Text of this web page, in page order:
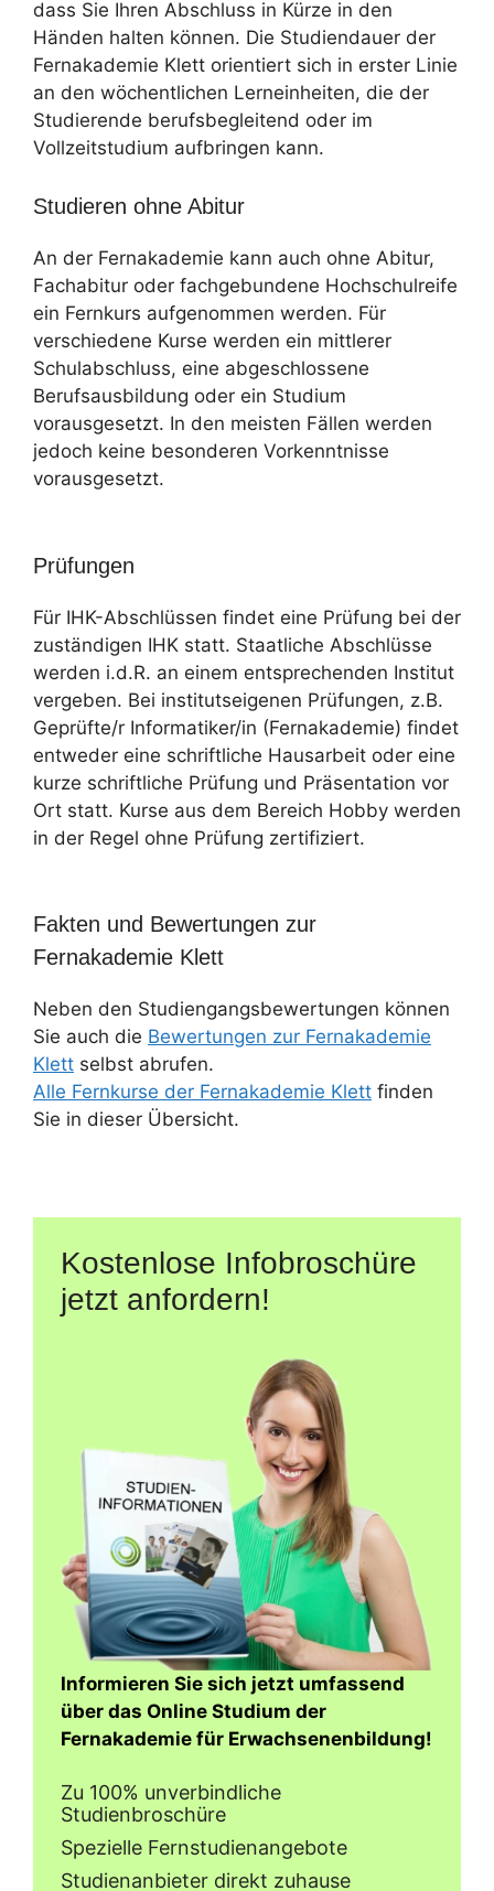
dass Sie Ihren Abschluss in Kürze in den
Händen halten können. Die Studiendauer der
Fernakademie Klett orientiert sich in erster Linie
an den wöchentlichen Lerneinheiten, die der
Studierende berufsbegleitend oder im
Vollzeitstudium aufbringen kann.
Studieren ohne Abitur
An der Fernakademie kann auch ohne Abitur,
Fachabitur oder fachgebundene Hochschulreife
ein Fernkurs aufgenommen werden. Für
verschiedene Kurse werden ein mittlerer
Schulabschluss, eine abgeschlossene
Berufsausbildung oder ein Studium
vorausgesetzt. In den meisten Fällen werden
jedoch keine besonderen Vorkenntnisse
vorausgesetzt.
Prüfungen
Für IHK-Abschlüssen findet eine Prüfung bei der
zuständigen IHK statt. Staatliche Abschlüsse
werden i.d.R. an einem entsprechenden Institut
vergeben. Bei institutseigenen Prüfungen, z.B.
Geprüfte/r Informatiker/in (Fernakademie) findet
entweder eine schriftliche Hausarbeit oder eine
kurze schriftliche Prüfung und Präsentation vor
Ort statt. Kurse aus dem Bereich Hobby werden
in der Regel ohne Prüfung zertifiziert.
Fakten und Bewertungen zur
Fernakademie Klett
Neben den Studiengangsbewertungen können
Sie auch die Bewertungen zur Fernakademie
Klett selbst abrufen.
Alle Fernkurse der Fernakademie Klett finden
Sie in dieser Übersicht.
Kostenlose Infobroschüre
jetzt anfordern!
Informieren Sie sich jetzt umfassend
über das Online Studium der
Fernakademie für Erwachsenenbildung!
Zu 100% unverbindliche
Studienbroschüre
Spezielle Fernstudienangebote
Studienanbieter direkt zuhause